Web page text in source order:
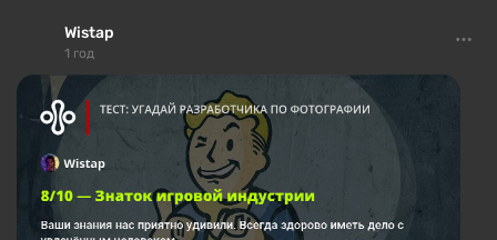
Wistap
1 год